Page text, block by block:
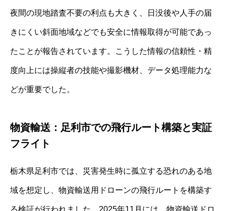
夜間の現地踏査不要の利点も大きく、日没後や人手の届
きにくい斜面地域などでも安全に情報取得が可能であっ
たことが報告されています。こうした情報の信頼性・精
度向上には操縦者の技能や撮影機材、データ処理能力な
どが重要でした。
物資輸送：足利市での飛行ルート構築と実証
フライト
栃木県足利市では、災害発生時に孤立する恐れのある地
域を想定し、物資輸送用ドローンの飛行ルートを構築す
る検証が行われました。2025年11月には、物資輸送ドロ